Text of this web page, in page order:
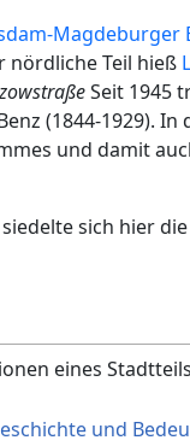
Magdeburger
nördliche Teil hieß
Seit 1945
(1844-1929). In
und damit
siedelte sich hier
eines
und